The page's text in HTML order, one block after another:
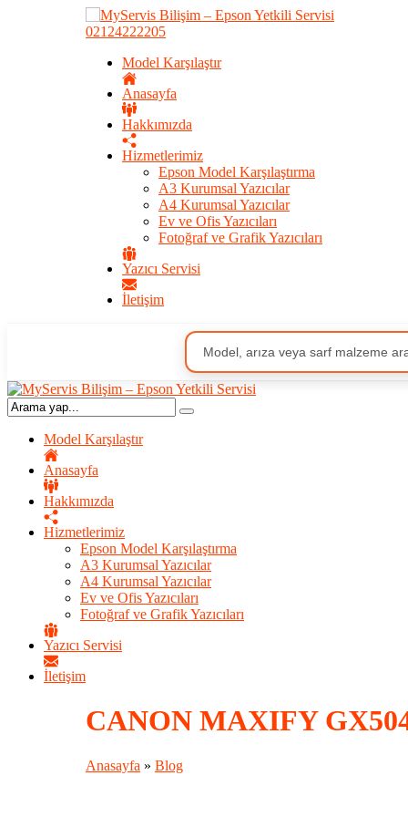
02124222205
Model Karşılaştır
Anasayfa
Hakkımızda
Hizmetlerimiz
Epson Model Karşılaştırma
A3 Kurumsal Yazıcılar
A4 Kurumsal Yazıcılar
Ev ve Ofis Yazıcıları
Fotoğraf ve Grafik Yazıcıları
Yazıcı Servisi
İletişim
Model Karşılaştır
Anasayfa
Hakkımızda
Hizmetlerimiz
Epson Model Karşılaştırma
A3 Kurumsal Yazıcılar
A4 Kurumsal Yazıcılar
Ev ve Ofis Yazıcıları
Fotoğraf ve Grafik Yazıcıları
Yazıcı Servisi
İletişim
CANON MAXIFY
Anasayfa » Blog